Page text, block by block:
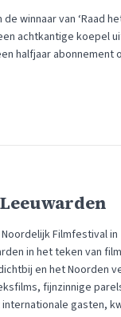
winnaar van ‘Raad
achtkantige koepel
halfjaar abonnement
Filmfestival in
in het teken van
en het Noorden
fijnzinnige
gasten,